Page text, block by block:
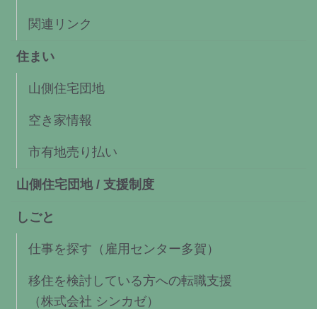
関連リンク
住まい
山側住宅団地
空き家情報
市有地売り払い
山側住宅団地 / 支援制度
しごと
仕事を探す（雇用センター多賀）
移住を検討している方への転職支援
（株式会社 シンカゼ）